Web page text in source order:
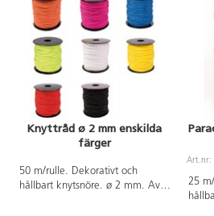
Knyttråd ø 2 mm enskilda
färger
50 m/rulle. Dekorativt och
hållbart knytsnöre. ø 2 mm. Av
Art.nr:
25